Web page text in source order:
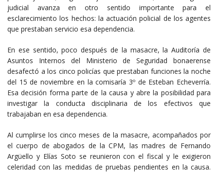
judicial avanza en otro sentido importante para el
esclarecimiento los hechos: la actuación policial de los agentes
que prestaban servicio esa dependencia.
En ese sentido, poco después de la masacre, la Auditoría de
Asuntos Internos del Ministerio de Seguridad bonaerense
desafectó a los cinco policías que prestaban funciones la noche
del 15 de noviembre en la comisaría 3º de Esteban Echeverría.
Esa decisión forma parte de la causa y abre la posibilidad para
investigar la conducta disciplinaria de los efectivos que
trabajaban en esa dependencia.
Al cumplirse los cinco meses de la masacre, acompañados por
el cuerpo de abogados de la CPM, las madres de Fernando
Argüello y Elías Soto se reunieron con el fiscal y le exigieron
celeridad con las medidas de pruebas pendientes en la causa.